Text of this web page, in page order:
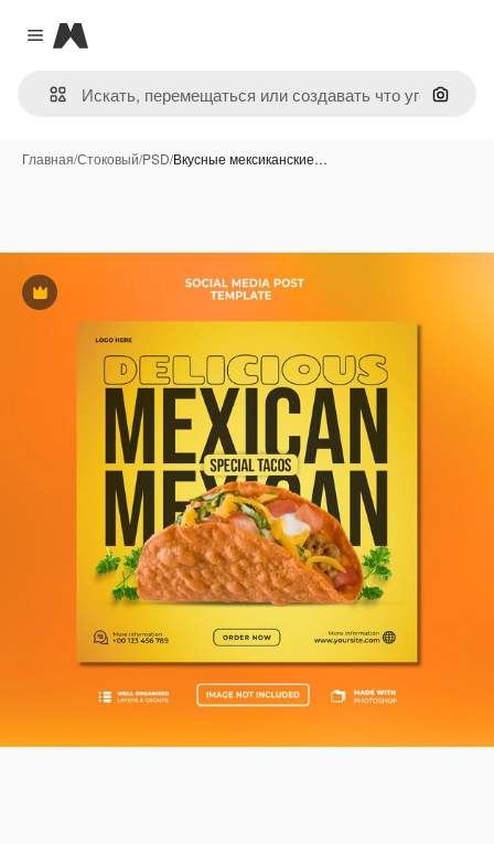
Close menu
Magnific
Поиск
Главная/Стоковый/PSD/Вкусные мексиканские…
Премиум